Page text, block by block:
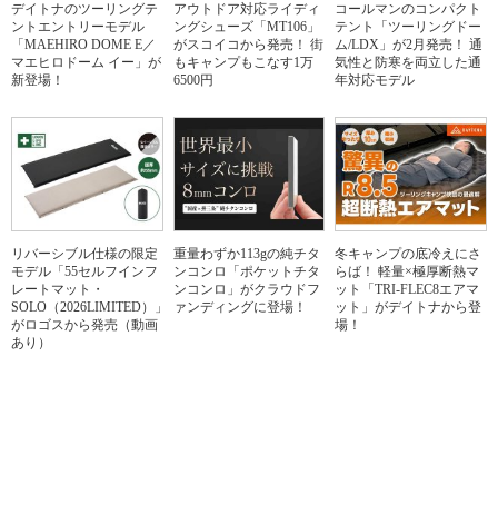
デイトナのツーリングテ
ントエントリーモデル
「MAEHIRO DOME E／
マエヒロドーム イー」が
新登場！
アウトドア対応ライディ
ングシューズ「MT106」
がスコイコから発売！ 街
もキャンプもこなす1万
6500円
コールマンのコンパクト
テント「ツーリングドー
ム/LDX」が2月発売！ 通
気性と防寒を両立した通
年対応モデル
リバーシブル仕様の限定
モデル「55セルフインフ
レートマット・
SOLO（2026LIMITED）」
がロゴスから発売（動画
あり）
重量わずか113gの純チタ
ンコンロ「ポケットチタ
ンコンロ」がクラウドフ
ァンディングに登場！
冬キャンプの底冷えにさ
らば！ 軽量×極厚断熱マ
ット「TRI-FLEC8エアマ
ット」がデイトナから登
場！